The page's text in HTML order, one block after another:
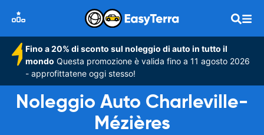
Fino a 20% di sconto sul noleggio di auto in tutto il
mondo Questa promozione è valida fino a 11 agosto 2026
- approfittatene oggi stesso!
Noleggio Auto Charleville-
Mézières